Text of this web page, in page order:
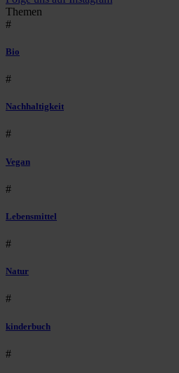
Themen
#
Bio
#
Nachhaltigkeit
#
Vegan
#
Lebensmittel
#
Natur
#
kinderbuch
#